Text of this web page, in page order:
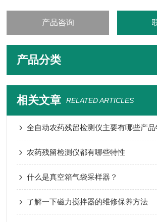
产品咨询
产品分类
相关文章 RELATED ARTICLES
全自动农药残留检测仪主要有哪些产品
农药残留检测仪都有哪些特性
什么是真空箱气袋采样器？
了解一下磁力搅拌器的维修保养方法